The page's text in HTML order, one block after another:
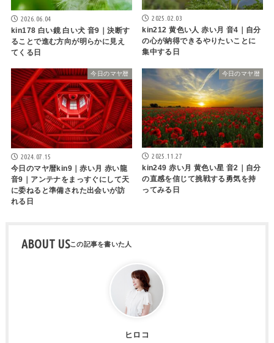
2026.06.04
kin178 白い鏡 白い犬 音9｜決断す
ることで進む方向が明らかに見え
てくる日
2025.02.03
kin212 黄色い人 赤い月 音4｜自分
の心が納得できるやりたいことに
集中する日
今日のマヤ暦
2024.07.15
今日のマヤ暦kin9｜赤い月 赤い龍
音9｜アンテナをまっすぐにして天
に委ねると準備された出会いが訪
れる日
今日のマヤ暦
2025.11.27
kin249 赤い月 黄色い星 音2｜自分
の直感を信じて挑戦する勇気を持
ってみる日
ABOUT US
ヒロコ